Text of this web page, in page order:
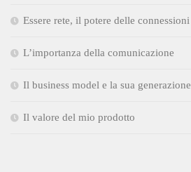
Essere rete, il potere delle connessioni
L’importanza della comunicazione
Il business model e la sua generazione
Il valore del mio prodotto